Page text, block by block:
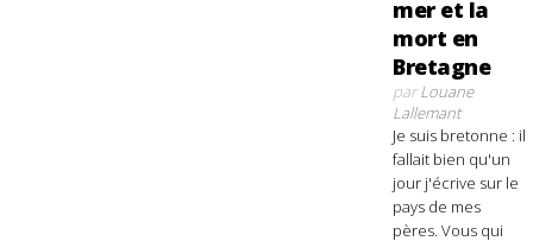
mer et la
mort en
Bretagne
parLouane
Lallemant
Je suis bretonne : il
fallait bien qu'un
jour j'écrive sur le
pays de mes
pères. Vous qui